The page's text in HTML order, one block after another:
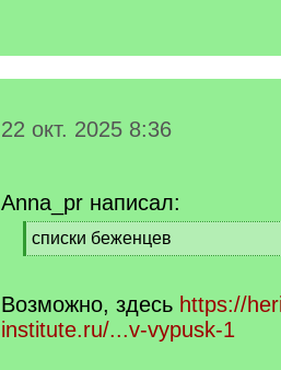
22 окт. 2025 8:36
Anna_pr написал:
[
q
списки беженцев
[
q
]
Возможно, здесь https://
institute.ru/...v-vypusk-1